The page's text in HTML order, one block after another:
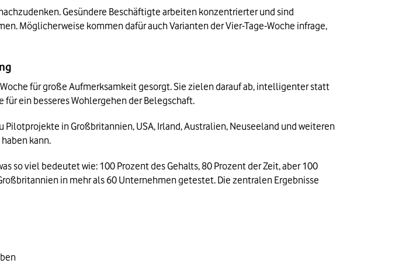
Gesündere Beschäftigte arbeiten konzentrierter und sind
Möglicherweise kommen dafür auch Varianten der Vier-Tage-Woche infrage,
für große Aufmerksamkeit gesorgt. Sie zielen darauf ab, intelligenter statt
ein besseres Wohlergehen der Belegschaft.
in Großbritannien, USA, Irland, Australien, Neuseeland und weiteren
kann.
so viel bedeutet wie: 100 Prozent des Gehalts, 80 Prozent der Zeit, aber 100
in mehr als 60 Unternehmen getestet. Die zentralen Ergebnisse